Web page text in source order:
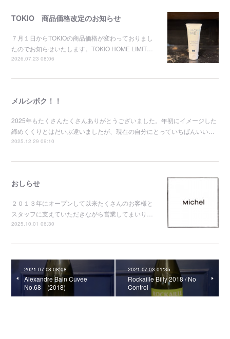
TOKIO 商品価格改定のお知らせ
７月１日からTOKIOの商品価格が変わっておりまし
たのでお知らせいたします。TOKIO HOME LIMIT…
2026.07.23 08:06
メルシボク！！
2025年もたくさんたくさんありがとうございました。年初にイメージした
締めくくりとはだいぶ違いましたが、現在の自分にとっていちばんいい…
2025.12.29 09:10
おしらせ
２０１３年にオープンして以来たくさんのお客様と
スタッフに支えていただきながら営業してまいり…
2025.10.01 06:30
2021.07.08 08:08
Alexandre Bain Cuvee
No.68 (2018)
2021.07.03 01:35
Rockaille Billy 2018 / No
Control